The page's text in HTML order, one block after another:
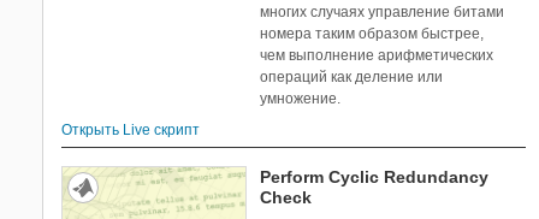
2
многих случаях управление битами
номера таким образом быстрее,
чем выполнение арифметических
операций как деление или
умножение.
Открыть Live скрипт
Perform Cyclic Redundancy
Check